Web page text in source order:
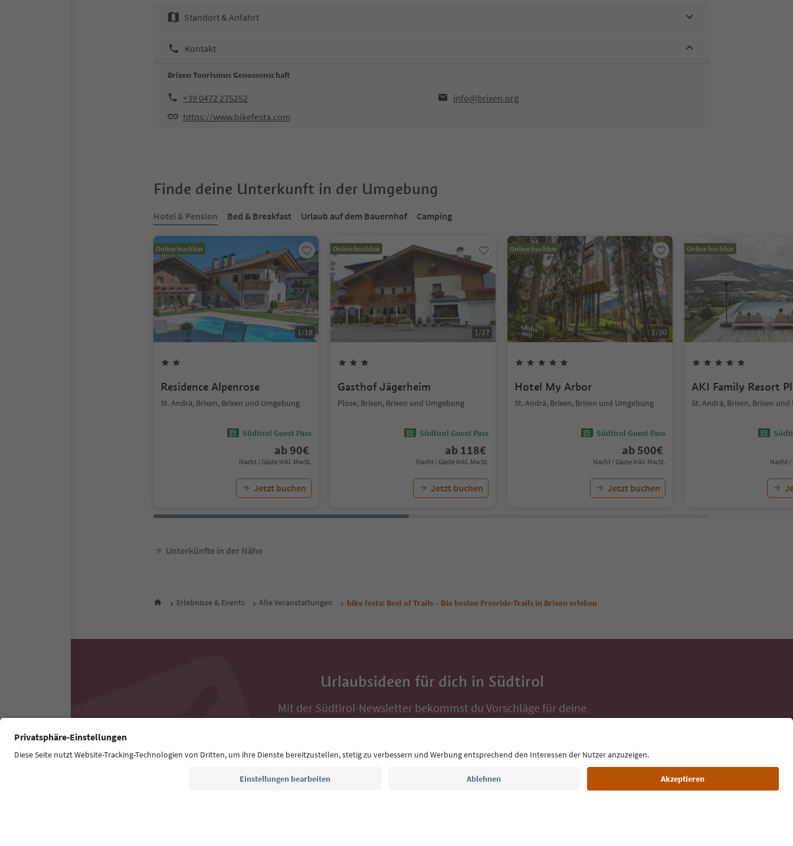
Standort & Anfahrt
Kontakt
Brixen Tourismus Genossenschaft
+39 0472 275252
info@brixen.org
https://www.bikefesta.com
Finde deine Unterkunft in der Umgebung
Hotel & Pension Bed & Breakfast Urlaub auf dem Bauernhof Camping
Online buchbar
1/18
Residence Alpenrose
St. Andrä, Brixen, Brixen und Umgebung
Südtirol Guest Pass
ab 90€
Nacht / Gäste Inkl. MwSt.
Jetzt buchen
Online buchbar
1/27
Gasthof Jägerheim
Plose, Brixen, Brixen und Umgebung
Südtirol Guest Pass
ab 118€
Nacht / Gäste Inkl. MwSt.
Jetzt buchen
Online buchbar
1/30
Hotel My Arbor
St. Andrä, Brixen, Brixen und Umgebung
Südtirol Guest Pass
ab 500€
Nacht / Gäste Inkl. MwSt.
Jetzt buchen
Online buchbar
AKI Family Resort
St. Andrä, Brixen, Brixen
Nacht /
Unterkünfte in der Nähe
Erlebnisse & Events Alle Veranstaltungen bike festa: Best of Trails – Die besten Freeride-Trails in Brixen erleben
Urlaubsideen für dich in Südtirol
Mit der Südtirol-Newsletter bekommst du Vorschläge für deine
Auszeit, Veranstaltungs-Tipps und typische Rezepte direkt ins
E-Mail Adresse